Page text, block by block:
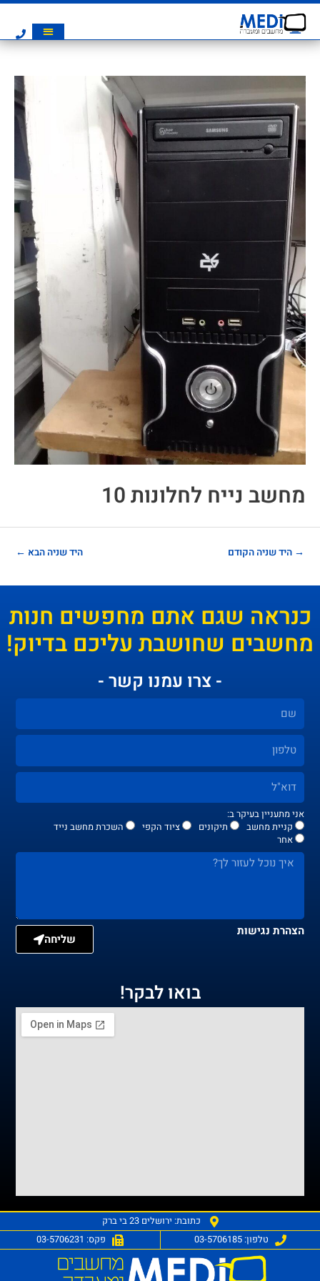
מחשב נייח לחלונות 10
→ היד שניה הקודם היד שניה הבא ←
כנראה שגם אתם מחפשים חנות
מחשבים שחושבת עליכם בדיוק!
- צרו עמנו קשר -
אני מתעניין בעיקר ב:
קניית מחשב
תיקונים ציוד הקפי
השכרת מחשב נייד
אחר
שליחה
הצהרת נגישות
בואו לבקר!
כתובת: ירושלים 23 בי ברק
טלפון: 03-5706185
פקס: 03-5706231